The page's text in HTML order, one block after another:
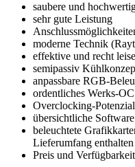
saubere und
sehr gute Leistung
moderne Technik
effektive und recht
semipassiv
anpassbare RGB-
ordentliches Werks-
Overclocking-Potenzial
übersichtliche
beleuchtete
Lieferumfang enthalten
Preis und